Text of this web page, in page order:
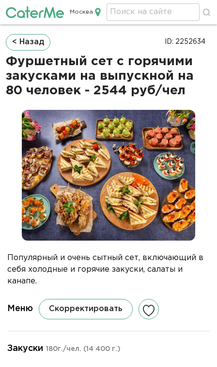
Кейтеринг в Москве
Москва
Строка
навигации
< Назад
Фуршетный сет с горячими
закусками на выпускной на
80 человек - 2544 руб/чел
ID: 2252634
Популярный и очень сытный сет, включающий в
себя холодные и горячие закуски, салаты и
канапе.
Меню Скорректировать
Закуски 180г./чел. (14 400 г.)